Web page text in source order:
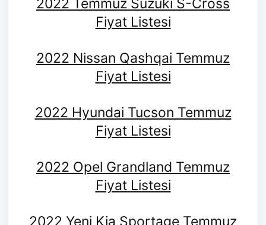
2022 Temmuz Suzuki S-Cross
Fiyat Listesi
2022 Nissan Qashqai Temmuz
Fiyat Listesi
2022 Hyundai Tucson Temmuz
Fiyat Listesi
2022 Opel Grandland Temmuz
Fiyat Listesi
2022 Yeni Kia Sportage Temmuz